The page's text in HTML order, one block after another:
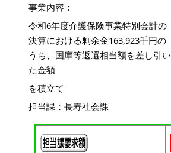
事業内容：
令和6年度介護保険事業特別会計の
決算における剰余金163,923千円の
うち、国庫等返還相当額を差し引い
た金額
を積立て
担当課：長寿社会課